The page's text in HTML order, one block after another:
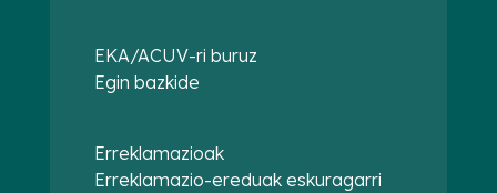
EKA/ACUV-ri buruz
Egin bazkide
Erreklamazioak
Erreklamazio-ereduak eskuragarri